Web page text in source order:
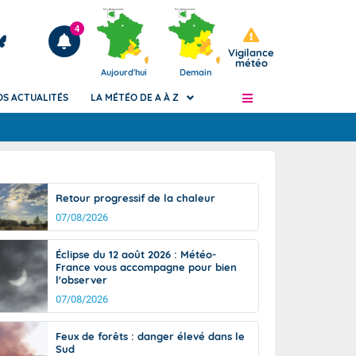
Articles
4
Aujourd'hui Demain
Vigilance
météo
de
Phénomènes dangereux de J+2 à J+7
Avertissement pluies intenses à l'échelle
des communes (Apic)
Bulletins Marine
Bulletins d'estimation du risque
d'avalanche
Météo des forêts
Vigicrues
ACTUALITÉS LA MÉTÉO DE A À Z
Retour progressif de la chaleur
07/08/2026
Éclipse du 12 août 2026 : Météo-
France vous accompagne pour bien
l'observer
07/08/2026
Feux de forêts : danger élevé dans le
Sud